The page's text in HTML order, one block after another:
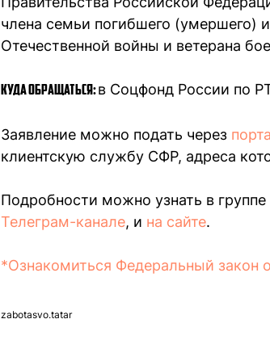
члена семьи погибшего (умершего)
Отечественной войны и ветерана
Куда обращаться:в Соцфонд России по
Заявление можно подать через
клиентскую службу СФР, адреса
Подробности можно узнать в
Телеграм-канале, и на сайте.
*Ознакомиться Федеральный закон
zabotasvo.tatar